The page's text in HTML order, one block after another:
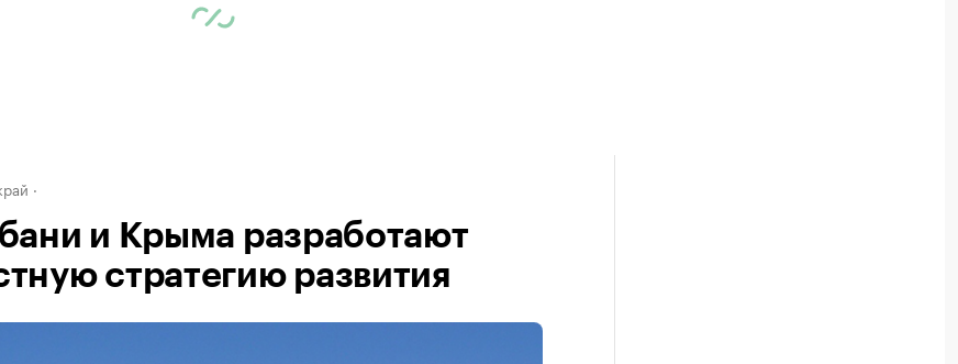
и Крыма разработают
стратегию развития